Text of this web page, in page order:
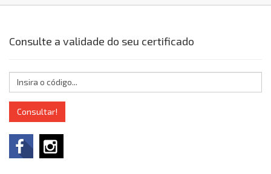
Consulte a validade do seu certificado
Consultar!